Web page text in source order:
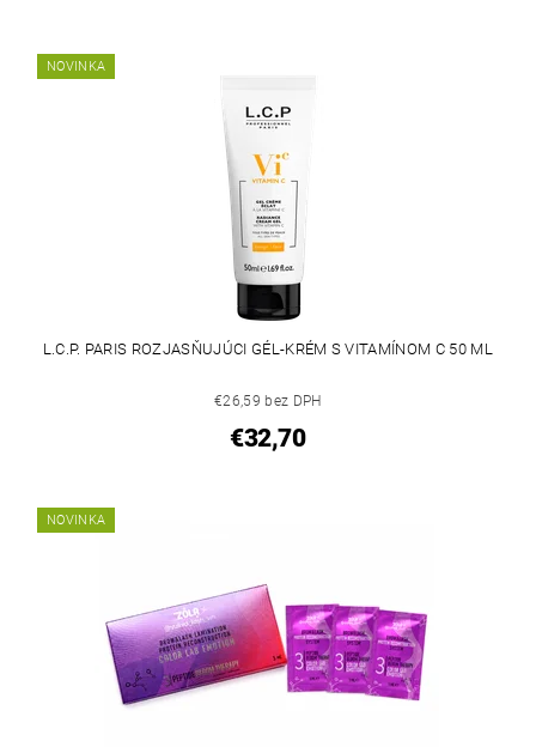
NOVINKA
L.C.P. PARIS ROZJASŇUJÚCI GÉL-KRÉM S VITAMÍNOM C 50 ML
€26,59 bez DPH
€32,70
NOVINKA